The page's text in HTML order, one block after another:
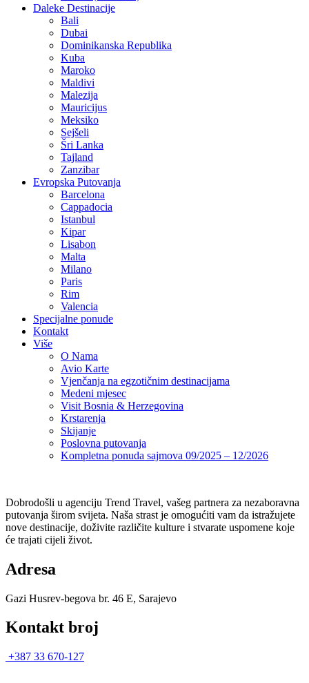
Daleke Destinacije
Bali
Dubai
Dominikanska Republika
Kuba
Maroko
Maldivi
Malezija
Mauricijus
Meksiko
Sejšeli
Šri Lanka
Tajland
Zanzibar
Evropska Putovanja
Barcelona
Cappadocia
Istanbul
Kipar
Lisabon
Malta
Milano
Paris
Rim
Valencia
Specijalne ponude
Kontakt
Više
O Nama
Avio Karte
Vjenčanja na egzotičnim destinacijama
Medeni mjesec
Visit Bosnia & Herzegovina
Krstarenja
Skijanje
Poslovna putovanja
Kompletna ponuda sajmova 09/2025 – 12/2026
Dobrodošli u agenciju Trend Travel, vašeg partnera za nezaboravna
putovanja širom svijeta. Naša strast je omogućiti vam da istražujete
nove destinacije, doživite različite kulture i stvarate uspomene koje
će trajati cijeli život.
Adresa
Gazi Husrev-begova br. 46 E, Sarajevo
Kontakt broj
+387 33 670-127